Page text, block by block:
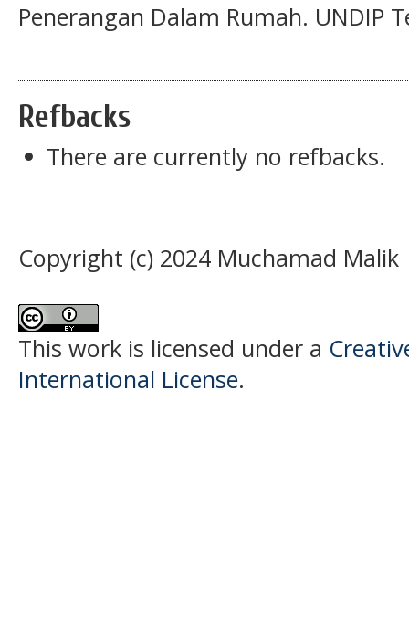
Penerangan Dalam Rumah. UNDIP
Refbacks
There are currently no refbacks.
Copyright (c) 2024 Muchamad Malik
This work is licensed under a
International License.